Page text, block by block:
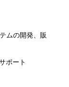
の開発、販
ポート